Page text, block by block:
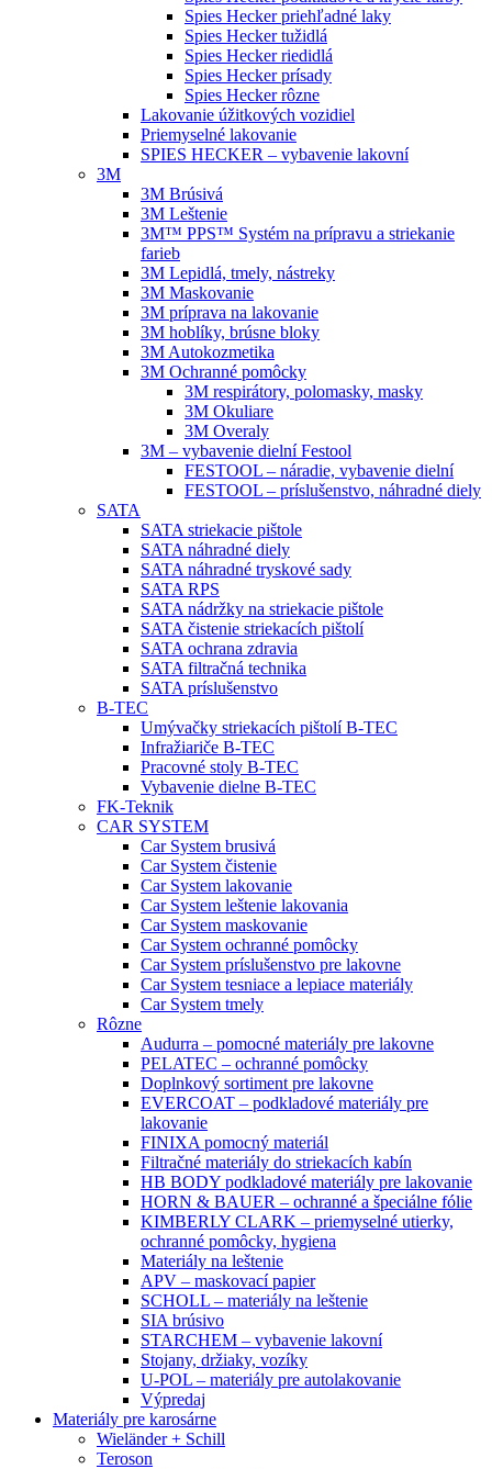
Spies Hecker priehľadné laky
Spies Hecker tužidlá
Spies Hecker riedidlá
Spies Hecker prísady
Spies Hecker rôzne
Lakovanie úžitkových vozidiel
Priemyselné lakovanie
SPIES HECKER – vybavenie lakovní
3M
3M Brúsivá
3M Leštenie
3M™ PPS™ Systém na prípravu a striekanie
farieb
3M Lepidlá, tmely, nástreky
3M Maskovanie
3M príprava na lakovanie
3M hoblíky, brúsne bloky
3M Autokozmetika
3M Ochranné pomôcky
3M respirátory, polomasky, masky
3M Okuliare
3M Overaly
3M – vybavenie dielní Festool
FESTOOL – náradie, vybavenie dielní
FESTOOL – príslušenstvo, náhradné diely
SATA
SATA striekacie pištole
SATA náhradné diely
SATA náhradné tryskové sady
SATA RPS
SATA nádržky na striekacie pištole
SATA čistenie striekacích pištolí
SATA ochrana zdravia
SATA filtračná technika
SATA príslušenstvo
B-TEC
Umývačky striekacích pištolí B-TEC
Infražiariče B-TEC
Pracovné stoly B-TEC
Vybavenie dielne B-TEC
FK-Teknik
CAR SYSTEM
Car System brusivá
Car System čistenie
Car System lakovanie
Car System leštenie lakovania
Car System maskovanie
Car System ochranné pomôcky
Car System príslušenstvo pre lakovne
Car System tesniace a lepiace materiály
Car System tmely
Rôzne
Audurra – pomocné materiály pre lakovne
PELATEC – ochranné pomôcky
Doplnkový sortiment pre lakovne
EVERCOAT – podkladové materiály pre
lakovanie
FINIXA pomocný materiál
Filtračné materiály do striekacích kabín
HB BODY podkladové materiály pre lakovanie
HORN & BAUER – ochranné a špeciálne fólie
KIMBERLY CLARK – priemyselné utierky,
ochranné pomôcky, hygiena
Materiály na leštenie
APV – maskovací papier
SCHOLL – materiály na leštenie
SIA brúsivo
STARCHEM – vybavenie lakovní
Stojany, držiaky, vozíky
U-POL – materiály pre autolakovanie
Výpredaj
Materiály pre karosárne
Wieländer + Schill
Teroson